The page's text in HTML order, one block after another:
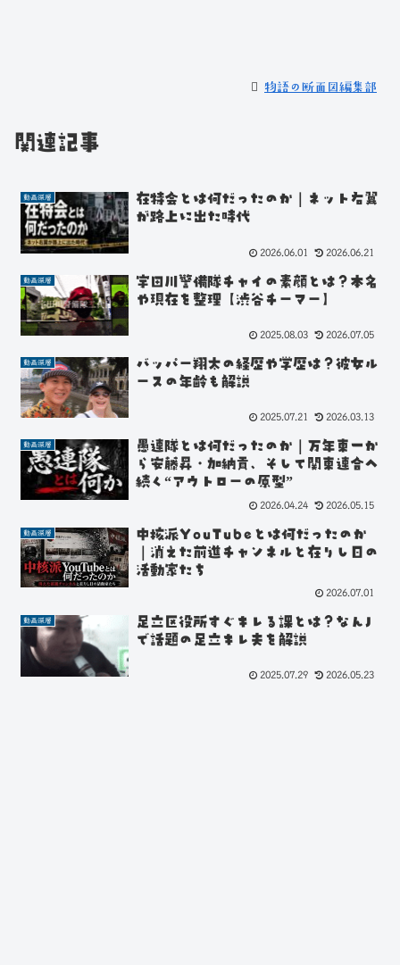
物語の断面図編集部
関連記事
動画深層
在特会とは何だったのか｜ネット右翼
が路上に出た時代
2026.06.01 2026.06.21
動画深層
宇田川警備隊チャイの素顔とは？本名
や現在を整理【渋谷チーマー】
2025.08.03 2026.07.05
動画深層
バッパー翔太の経歴や学歴は？彼女ル
ースの年齢も解説
2025.07.21 2026.03.13
動画深層
愚連隊とは何だったのか｜万年東一か
ら安藤昇・加納貢、そして関東連合へ
続く“アウトローの原型”
2026.04.24 2026.05.15
動画深層
中核派YouTubeとは何だったのか
｜消えた前進チャンネルと在りし日の
活動家たち
2026.07.01
動画深層
足立区役所すぐキレる課とは？なんJ
で話題の足立キレ夫を解説
2025.07.29 2026.05.23